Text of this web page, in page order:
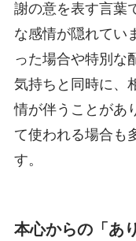
謝の意を表す言葉
な感情が隠れてい
った場合や特別な
気持ちと同時に、
情が伴うことがあ
て使われる場合も
す。
本心からの「あ